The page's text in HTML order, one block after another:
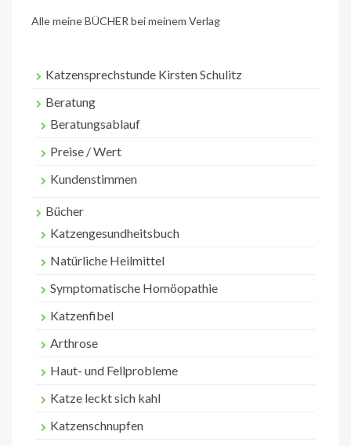
Alle meine BÜCHER bei meinem Verlag
Katzensprechstunde Kirsten Schulitz
Beratung
Beratungsablauf
Preise / Wert
Kundenstimmen
Bücher
Katzengesundheitsbuch
Natürliche Heilmittel
Symptomatische Homöopathie
Katzenfibel
Arthrose
Haut- und Fellprobleme
Katze leckt sich kahl
Katzenschnupfen